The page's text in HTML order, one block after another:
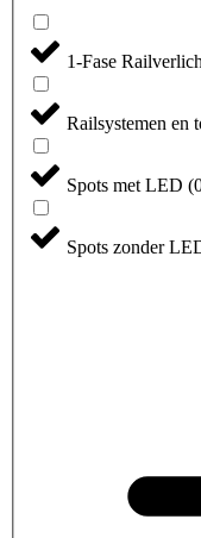
1-Fase
Railsystemen en
Spots met LED (
Spots zonder